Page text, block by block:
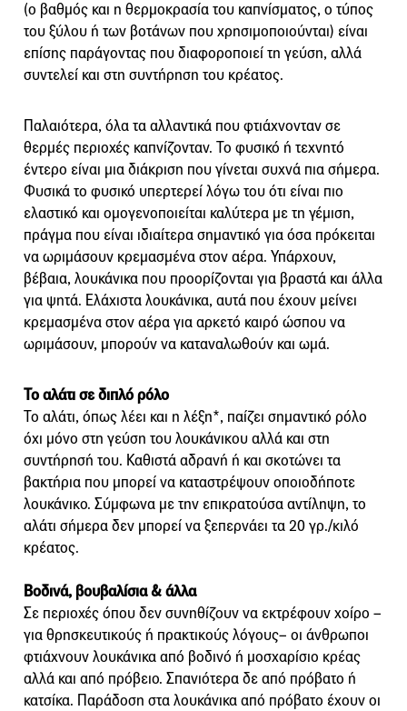
(ο βαθμός και η θερμοκρασία του καπνίσματος, ο τύπος
του ξύλου ή των βοτάνων που χρησιμοποιούνται) είναι
επίσης παράγοντας που διαφοροποιεί τη γεύση, αλλά
συντελεί και στη συντήρηση του κρέατος.
Παλαιότερα, όλα τα αλλαντικά που φτιάχνονταν σε
θερμές περιοχές καπνίζονταν. Το φυσικό ή τεχνητό
έντερο είναι μια διάκριση που γίνεται συχνά πια σήμερα.
Φυσικά το φυσικό υπερτερεί λόγω του ότι είναι πιο
ελαστικό και ομογενοποιείται καλύτερα με τη γέμιση,
πράγμα που είναι ιδιαίτερα σημαντικό για όσα πρόκειται
να ωριμάσουν κρεμασμένα στον αέρα. Υπάρχουν,
βέβαια, λουκάνικα που προορίζονται για βραστά και άλλα
για ψητά. Ελάχιστα λουκάνικα, αυτά που έχουν μείνει
κρεμασμένα στον αέρα για αρκετό καιρό ώσπου να
ωριμάσουν, μπορούν να καταναλωθούν και ωμά.
Το αλάτι σε διπλό ρόλο
Το αλάτι, όπως λέει και η λέξη*, παίζει σημαντικό ρόλο
όχι μόνο στη γεύση του λουκάνικου αλλά και στη
συντήρησή του. Καθιστά αδρανή ή και σκοτώνει τα
βακτήρια που μπορεί να καταστρέψουν οποιοδήποτε
λουκάνικο. Σύμφωνα με την επικρατούσα αντίληψη, το
αλάτι σήμερα δεν μπορεί να ξεπερνάει τα 20 γρ./κιλό
κρέατος.
Βοδινά, βουβαλίσια & άλλα
Σε περιοχές όπου δεν συνηθίζουν να εκτρέφουν χοίρο –
για θρησκευτικούς ή πρακτικούς λόγους– οι άνθρωποι
φτιάχνουν λουκάνικα από βοδινό ή μοσχαρίσιο κρέας
αλλά και από πρόβειο. Σπανιότερα δε από πρόβατο ή
κατσίκα. Παράδοση στα λουκάνικα από πρόβατο έχουν οι